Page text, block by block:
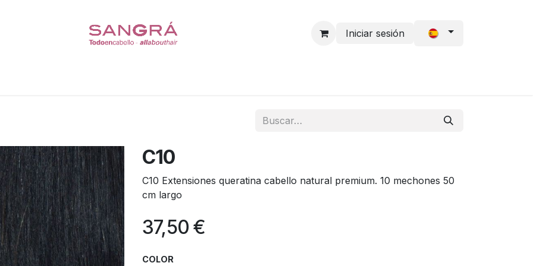
Iniciar sesión
C10
C10 Extensiones queratina cabello natural premium. 10 mechones 50
cm largo
37,50 €
COLOR